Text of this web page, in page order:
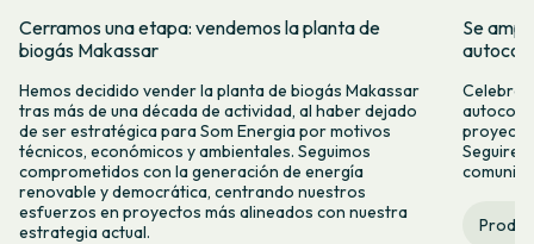
Cerramos una etapa: vendemos la planta de
biogás Makassar
Hemos decidido vender la planta de biogás Makassar
tras más de una década de actividad, al haber dejado
de ser estratégica para Som Energia por motivos
técnicos, económicos y ambientales. Seguimos
comprometidos con la generación de energía
renovable y democrática, centrando nuestros
esfuerzos en proyectos más alineados con nuestra
estrategia actual.
Se